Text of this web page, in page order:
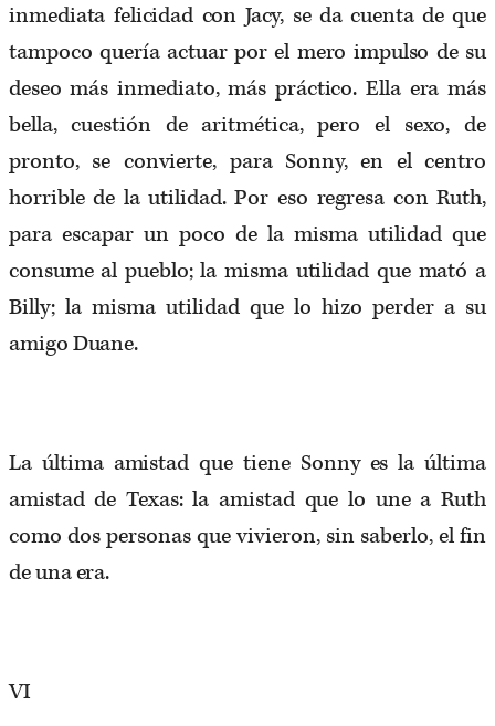
inmediata felicidad con Jacy, se da cuenta de que
tampoco quería actuar por el mero impulso de su
deseo más inmediato, más práctico. Ella era más
bella, cuestión de aritmética, pero el sexo, de
pronto, se convierte, para Sonny, en el centro
horrible de la utilidad. Por eso regresa con Ruth,
para escapar un poco de la misma utilidad que
consume al pueblo; la misma utilidad que mató a
Billy; la misma utilidad que lo hizo perder a su
amigo Duane.
La última amistad que tiene Sonny es la última
amistad de Texas: la amistad que lo une a Ruth
como dos personas que vivieron, sin saberlo, el fin
de una era.
VI